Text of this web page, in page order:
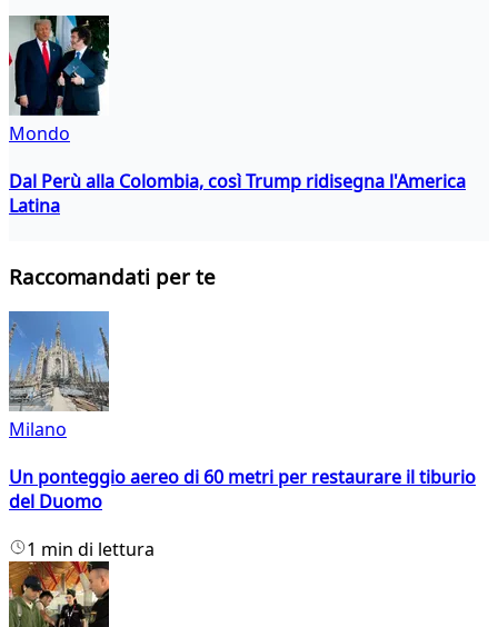
Mondo
Dal Perù alla Colombia, così Trump ridisegna l'America
Latina
Raccomandati per te
Milano
Un ponteggio aereo di 60 metri per restaurare il tiburio
del Duomo
1 min di lettura